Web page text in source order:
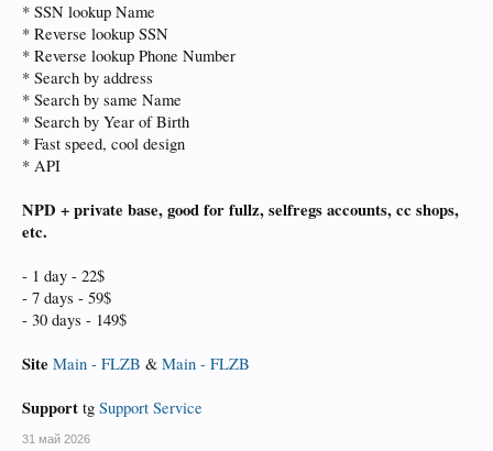
* SSN lookup Name
* Reverse lookup SSN
* Reverse lookup Phone Number
* Search by address
* Search by same Name
* Search by Year of Birth
* Fast speed, cool design
* API
NPD + private base, good for fullz, selfregs accounts, cc shops,
etc.
- 1 day - 22$
- 7 days - 59$
- 30 days - 149$
Site Main - FLZB & Main - FLZB
Support tg Support Service
31 май 2026